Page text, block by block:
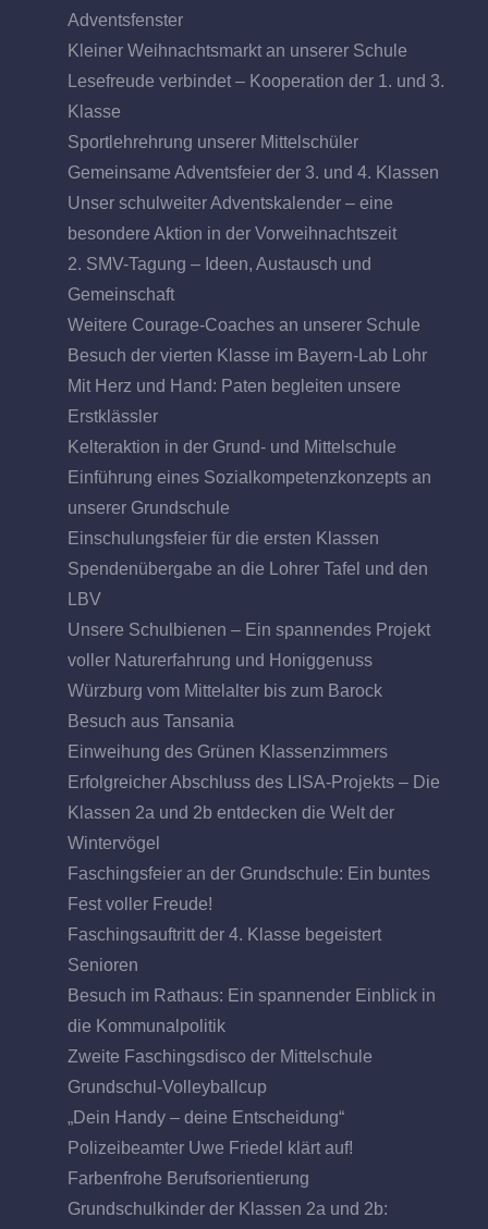
Adventsfenster
Kleiner Weihnachtsmarkt an unserer Schule
Lesefreude verbindet – Kooperation der 1. und 3.
Klasse
Sportlehrehrung unserer Mittelschüler
Gemeinsame Adventsfeier der 3. und 4. Klassen
Unser schulweiter Adventskalender – eine
besondere Aktion in der Vorweihnachtszeit
2. SMV-Tagung – Ideen, Austausch und
Gemeinschaft
Weitere Courage-Coaches an unserer Schule
Besuch der vierten Klasse im Bayern-Lab Lohr
Mit Herz und Hand: Paten begleiten unsere
Erstklässler
Kelteraktion in der Grund- und Mittelschule
Einführung eines Sozialkompetenzkonzepts an
unserer Grundschule
Einschulungsfeier für die ersten Klassen
Spendenübergabe an die Lohrer Tafel und den
LBV
Unsere Schulbienen – Ein spannendes Projekt
voller Naturerfahrung und Honiggenuss
Würzburg vom Mittelalter bis zum Barock
Besuch aus Tansania
Einweihung des Grünen Klassenzimmers
Erfolgreicher Abschluss des LISA-Projekts – Die
Klassen 2a und 2b entdecken die Welt der
Wintervögel
Faschingsfeier an der Grundschule: Ein buntes
Fest voller Freude!
Faschingsauftritt der 4. Klasse begeistert
Senioren
Besuch im Rathaus: Ein spannender Einblick in
die Kommunalpolitik
Zweite Faschingsdisco der Mittelschule
Grundschul-Volleyballcup
„Dein Handy – deine Entscheidung“
Polizeibeamter Uwe Friedel klärt auf!
Farbenfrohe Berufsorientierung
Grundschulkinder der Klassen 2a und 2b: